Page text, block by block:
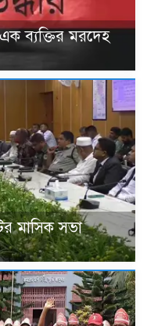
ব্যক্তির মরদেহ
মাসিক সভা